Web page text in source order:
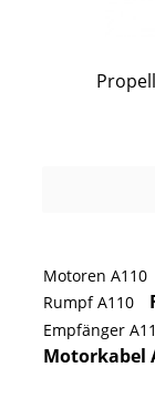
Motoren A110
Rumpf A110
Empfänger
Motorkabel